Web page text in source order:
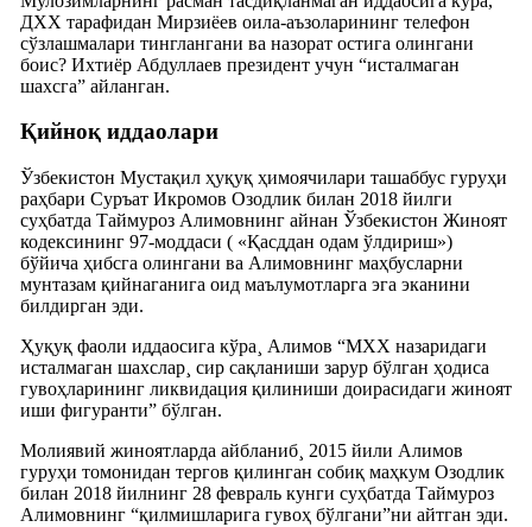
ДХХ тарафидан Мирзиëев оила-аъзоларининг телефон
сўзлашмалари тинглангани ва назорат остига олингани
боис? Ихтиёр Абдуллаев президент учун “исталмаган
шахсга” айланган.
Қийноқ иддаолари
Ўзбекистон Мустақил ҳуқуқ ҳимоячилари ташаббус гуруҳи
раҳбари Суръат Икромов Озодлик билан 2018 йилги
суҳбатда Таймуроз Алимовнинг айнан Ўзбекистон Жиноят
кодексининг 97-моддаси ( «Қасддан одам ўлдириш»)
бўйича ҳибсга олингани ва Алимовнинг маҳбусларни
мунтазам қийнаганига оид маълумотларга эга эканини
билдирган эди.
Ҳуқуқ фаоли иддаосига кўра¸ Алимов “МХХ назаридаги
исталмаган шахслар¸ сир сақланиши зарур бўлган ҳодиса
гувоҳларининг ликвидация қилиниши доирасидаги жиноят
иши фигуранти” бўлган.
Молиявий жиноятларда айбланиб¸ 2015 йили Алимов
гуруҳи томонидан тергов қилинган собиқ маҳкум Озодлик
билан 2018 йилнинг 28 февраль кунги суҳбатда Таймуроз
Алимовнинг “қилмишларига гувоҳ бўлгани”ни айтган эди.